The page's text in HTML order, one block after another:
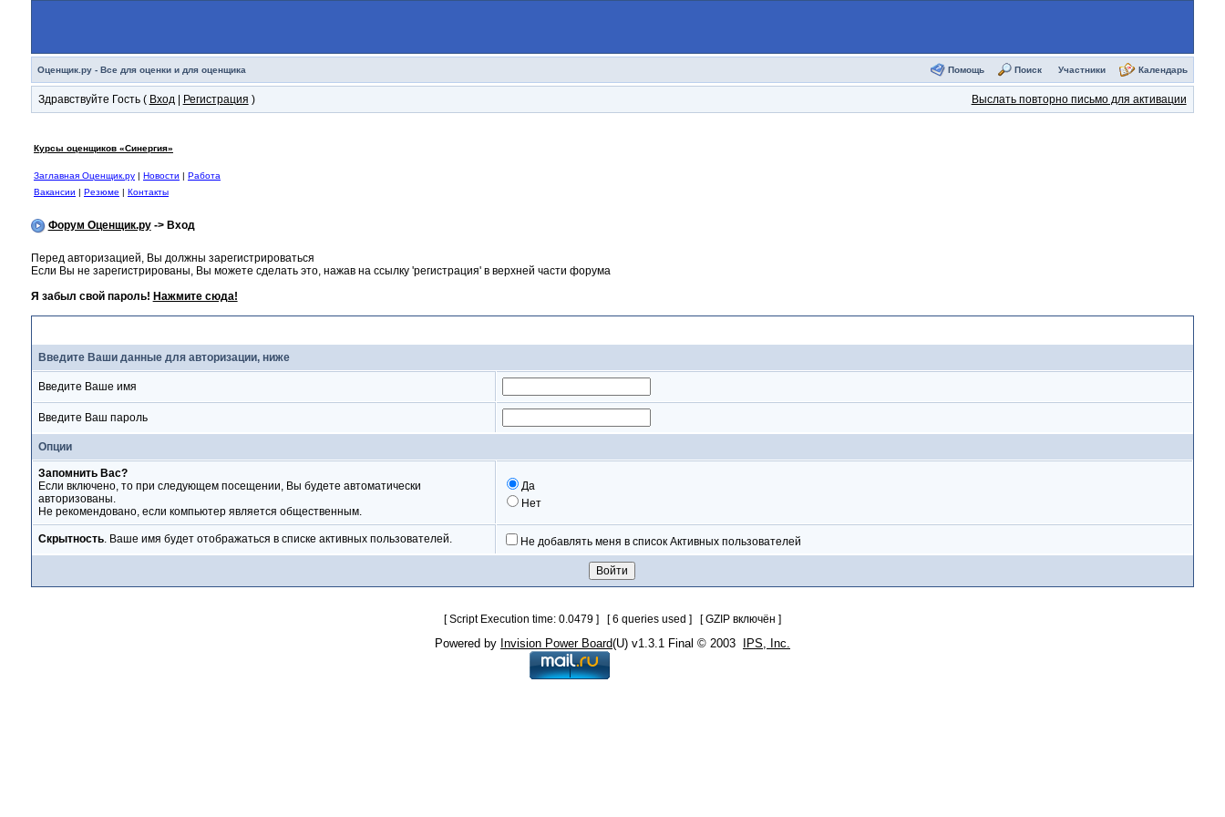
Оценщик.ру - Все для оценки и для оценщика Помощь Поиск Участники Календарь
Здравствуйте Гость ( Вход| Регистрация ) Выслать повторно письмо для активации
Курсы оценщиков «Синергия»
Заглавная Оценщик.ру| Новости | Работа
Вакансии | Резюме | Контакты
Форум Оценщик.ру-> Вход
Перед авторизацией, Вы должны зарегистрироваться
Если Вы не зарегистрированы, Вы можете сделать это, нажав на ссылку 'регистрация' в верхней части форума
Я забыл свой пароль! Нажмите сюда!
Введите Ваши данные для авторизации, ниже
Введите Ваше имя
Введите Ваш пароль
Опции
Запомнить Вас?
Если включено, то при следующем посещении, Вы будете автоматически
авторизованы.
Не рекомендовано, если компьютер является общественным.
Да
Нет
Скрытность. Ваше имя будет отображаться в списке активных пользователей. Не добавлять меня в список Активных пользователей
[ Script Execution time: 0.0479 ] [ 6 queries used ] [ GZIP включён ]
Powered by Invision Power Board(U) v1.3.1 Final © 2003 IPS, Inc.